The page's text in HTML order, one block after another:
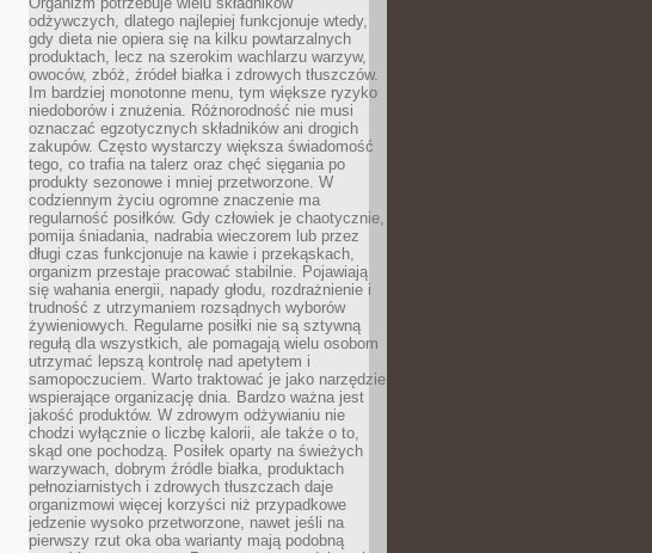
odżywczych, dlatego najlepiej funkcjonuje wtedy,
gdy dieta nie opiera się na kilku powtarzalnych
produktach, lecz na szerokim wachlarzu warzyw,
owoców, zbóż, źródeł białka i zdrowych tłuszczów.
Im bardziej monotonne menu, tym większe ryzyko
niedoborów i znużenia. Różnorodność nie musi
oznaczać egzotycznych składników ani drogich
zakupów. Często wystarczy większa świadomość
tego, co trafia na talerz oraz chęć sięgania po
produkty sezonowe i mniej przetworzone. W
codziennym życiu ogromne znaczenie ma
regularność posiłków. Gdy człowiek je chaotycznie,
pomija śniadania, nadrabia wieczorem lub przez
długi czas funkcjonuje na kawie i przekąskach,
organizm przestaje pracować stabilnie. Pojawiają
się wahania energii, napady głodu, rozdrażnienie i
trudność z utrzymaniem rozsądnych wyborów
żywieniowych. Regularne posiłki nie są sztywną
regułą dla wszystkich, ale pomagają wielu osobom
utrzymać lepszą kontrolę nad apetytem i
samopoczuciem. Warto traktować je jako narzędzie
wspierające organizację dnia. Bardzo ważna jest
jakość produktów. W zdrowym odżywianiu nie
chodzi wyłącznie o liczbę kalorii, ale także o to,
skąd one pochodzą. Posiłek oparty na świeżych
warzywach, dobrym źródle białka, produktach
pełnoziarnistych i zdrowych tłuszczach daje
organizmowi więcej korzyści niż przypadkowe
jedzenie wysoko przetworzone, nawet jeśli na
pierwszy rzut oka oba warianty mają podobną